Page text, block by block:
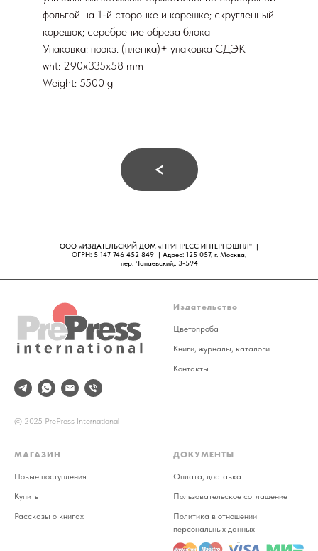
фольгой на 1-й сторонке и корешке; скругленный
корешок; серебрение обреза блока г
Упаковка: поэкз. (пленка)+ упаковка СДЭК
wht: 290x335x58 mm
Weight: 5500 g
<
ООО «ИЗДАТЕЛЬСКИЙ ДОМ «ПРИПРЕСС ИНТЕРНЭШНЛ" |
ОГРН: 5 147 746 452 849 | Адрес: 125 057, г. Москва,
пер. Чапаевский,. 3-594
© 2025 PrePress International
Издательство
Цветопроба
Книги, журналы, каталоги
Контакты
МАГАЗИН
Новые поступления
Купить
Рассказы о книгах
ДОКУМЕНТЫ
Оплата, доставка
Пользовательское соглашение
Политика в отношении
персональных данных